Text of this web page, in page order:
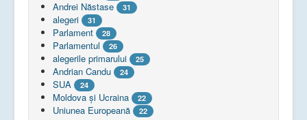
Andrei Năstase 31
alegeri 31
Parlament 28
Parlamentul 26
alegerile primarului 25
Andrian Candu 24
SUA 24
Moldova și Ucraina 22
Uniunea Europeană 22